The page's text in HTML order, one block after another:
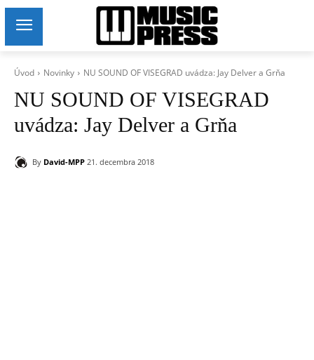
Úvod Novinky NU SOUND OF VISEGRAD uvádza: Jay Delver a Grňa
NU SOUND OF VISEGRAD
uvádza: Jay Delver a Grňa
By David-MPP 21. decembra 2018